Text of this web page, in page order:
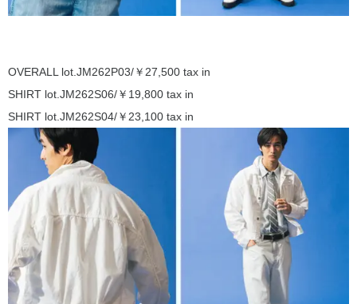
OVERALL lot.JM262P03/￥27,500 tax in
SHIRT lot.JM262S06/￥19,800 tax in
SHIRT lot.JM262S04/￥23,100 tax in